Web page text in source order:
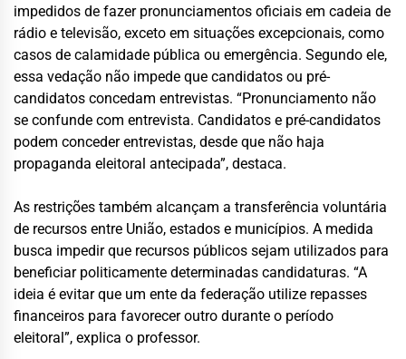
impedidos de fazer pronunciamentos oficiais em cadeia de
rádio e televisão, exceto em situações excepcionais, como
casos de calamidade pública ou emergência. Segundo ele,
essa vedação não impede que candidatos ou pré-
candidatos concedam entrevistas. “Pronunciamento não
se confunde com entrevista. Candidatos e pré-candidatos
podem conceder entrevistas, desde que não haja
propaganda eleitoral antecipada”, destaca.
As restrições também alcançam a transferência voluntária
de recursos entre União, estados e municípios. A medida
busca impedir que recursos públicos sejam utilizados para
beneficiar politicamente determinadas candidaturas. “A
ideia é evitar que um ente da federação utilize repasses
financeiros para favorecer outro durante o período
eleitoral”, explica o professor.